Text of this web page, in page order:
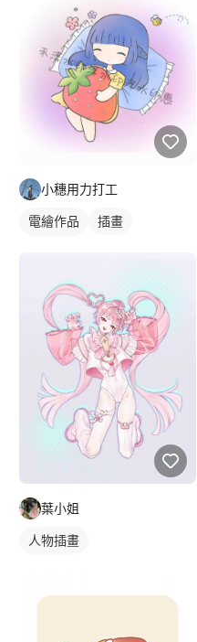
小穗用力打工
電繪作品
插畫
葉小姐
人物插畫